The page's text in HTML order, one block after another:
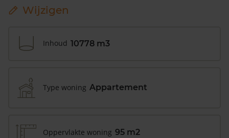
Wijzigen
Inhoud 10778 m3
Type woning Appartement
Oppervlakte woning 95 m2